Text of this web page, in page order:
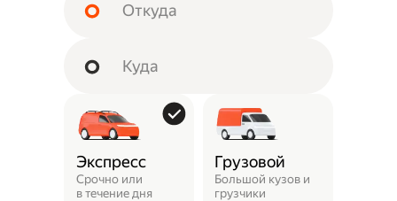
Экспресс
Срочно или
в течение дня
Грузовой
Большой кузов и
грузчики